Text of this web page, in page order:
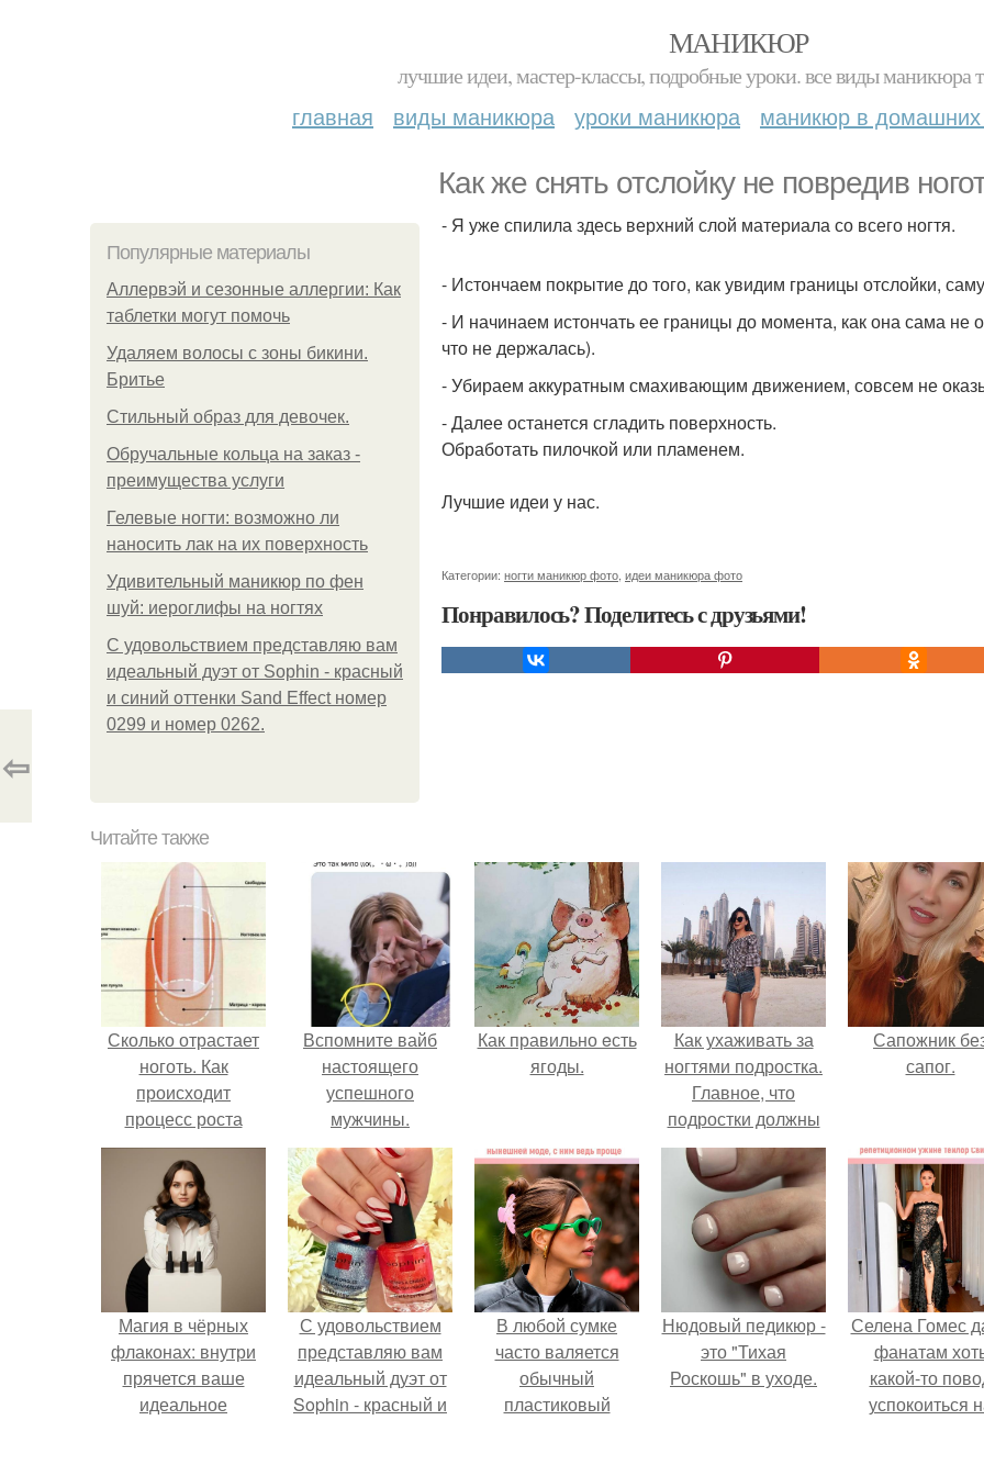
МАНИКЮР
лучшие идеи, мастер-классы, подробные уроки. все виды маникюра
главная виды маникюра уроки маникюра маникюр в домашних
Как же снять отслойку не повредив
Популярные материалы
Аллервэй и сезонные аллергии: Как
таблетки могут помочь
Удаляем волосы с зоны бикини.
Бритье
Стильный образ для девочек.
Обручальные кольца на заказ -
преимущества услуги
Гелевые ногти: возможно ли
наносить лак на их поверхность
Удивительный маникюр по фен
шуй: иероглифы на ногтях
С удовольствием представляю вам
идеальный дуэт от Sophin - красный
и синий оттенки Sand Effect номер
0299 и номер 0262.
- Я уже спилила здесь верхний слой материала со всего ногтя.
- Истончаем покрытие до того, как увидим границы отслойки,
- И начинаем истончать ее границы до момента, как она сама не
что не держалась).
- Убираем аккуратным смахивающим движением, совсем не
- Далее останется сгладить поверхность.
Обработать пилочкой или пламенем.
Лучшие идеи у нас.
Категории: ногти маникюр фото идеи маникюра фото
Понравилось? Поделитесь с друзьями!
⇦
Читайте также
Сколько отрастает
ноготь. Как
происходит
процесс роста
ногтей
Вспомните вайб
настоящего
успешного
мужчины.
Как правильно eсть
ягоды.
Как ухаживать за
ногтями подростка.
Главное, что
подростки должны
знать об уходе за
ногтями?
Сапожник
сапог.
Магия в чёрных
флаконах: внутри
прячется ваше
идеальное
С удовольствием
представляю вам
идеальный дуэт от
Sophin - красный и
В любой сумке
часто валяется
обычный
пластиковый
Нюдовый педикюр -
это "Тихая
Роскошь" в уходе.
Селена Гомес
фанатам
какой-то
успокоиться